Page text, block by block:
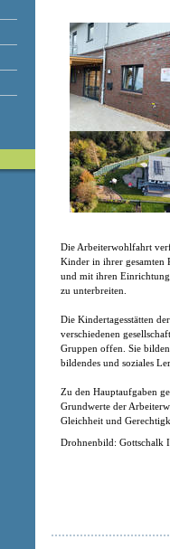
Die Arbeiterwohlfahrt
Kinder in ihrer gesamten
und mit ihren
zu unterbreiten.
Die Kindertagesstätten
verschiedenen
Gruppen offen. Sie
bildendes und soziales
Zu den Hauptaufgaben
Grundwerte der
Gleichheit und
Drohnenbild: Gottschalk